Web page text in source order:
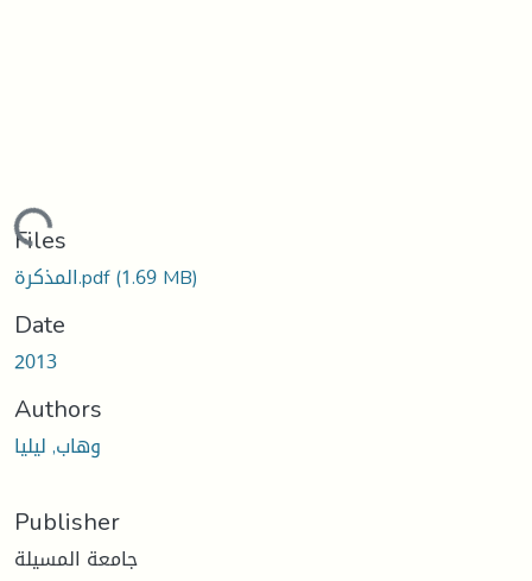
Loading...
Files
المذكرة.pdf(1.69 MB)
Date
2013
Authors
وهاب, ليليا
Publisher
جامعة المسيلة